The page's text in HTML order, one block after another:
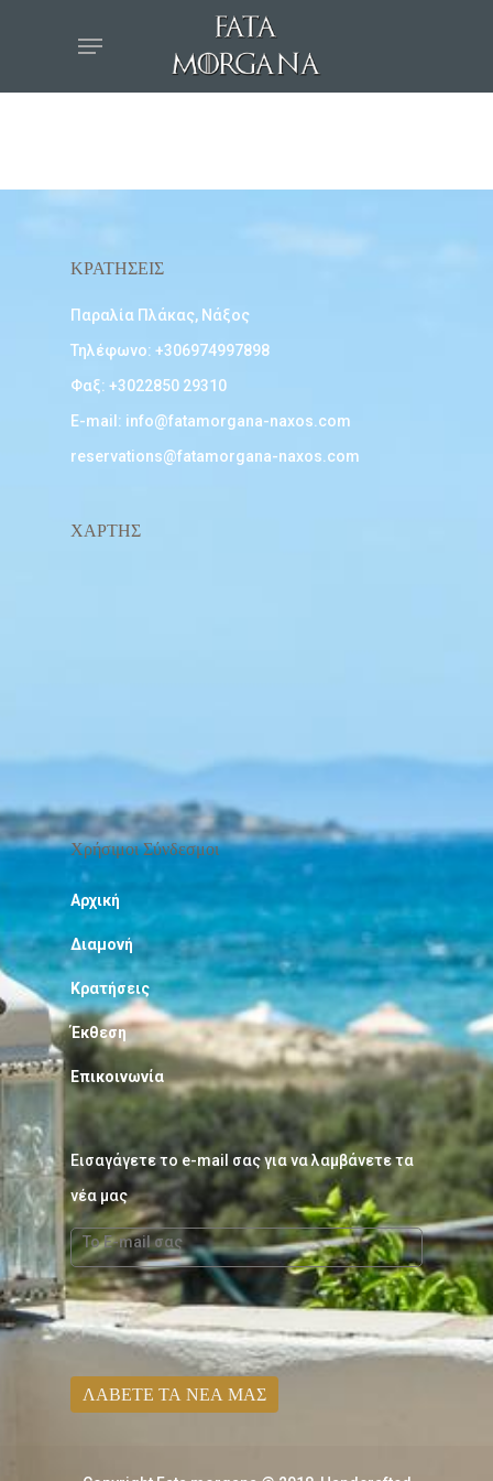
ΚΡΑΤΗΣΕΙΣ
Παραλία Πλάκας, Νάξος
Τηλέφωνο: +306974997898
Φαξ: +3022850 29310
E-mail: info@fatamorgana-naxos.com
reservations@fatamorgana-naxos.com
ΧΑΡΤΗΣ
Χρήσιμοι Σύνδεσμοι
Αρχική
Διαμονή
Κρατήσεις
Έκθεση
Επικοινωνία
Εισαγάγετε το e-mail σας για να λαμβάνετε τα
νέα μας